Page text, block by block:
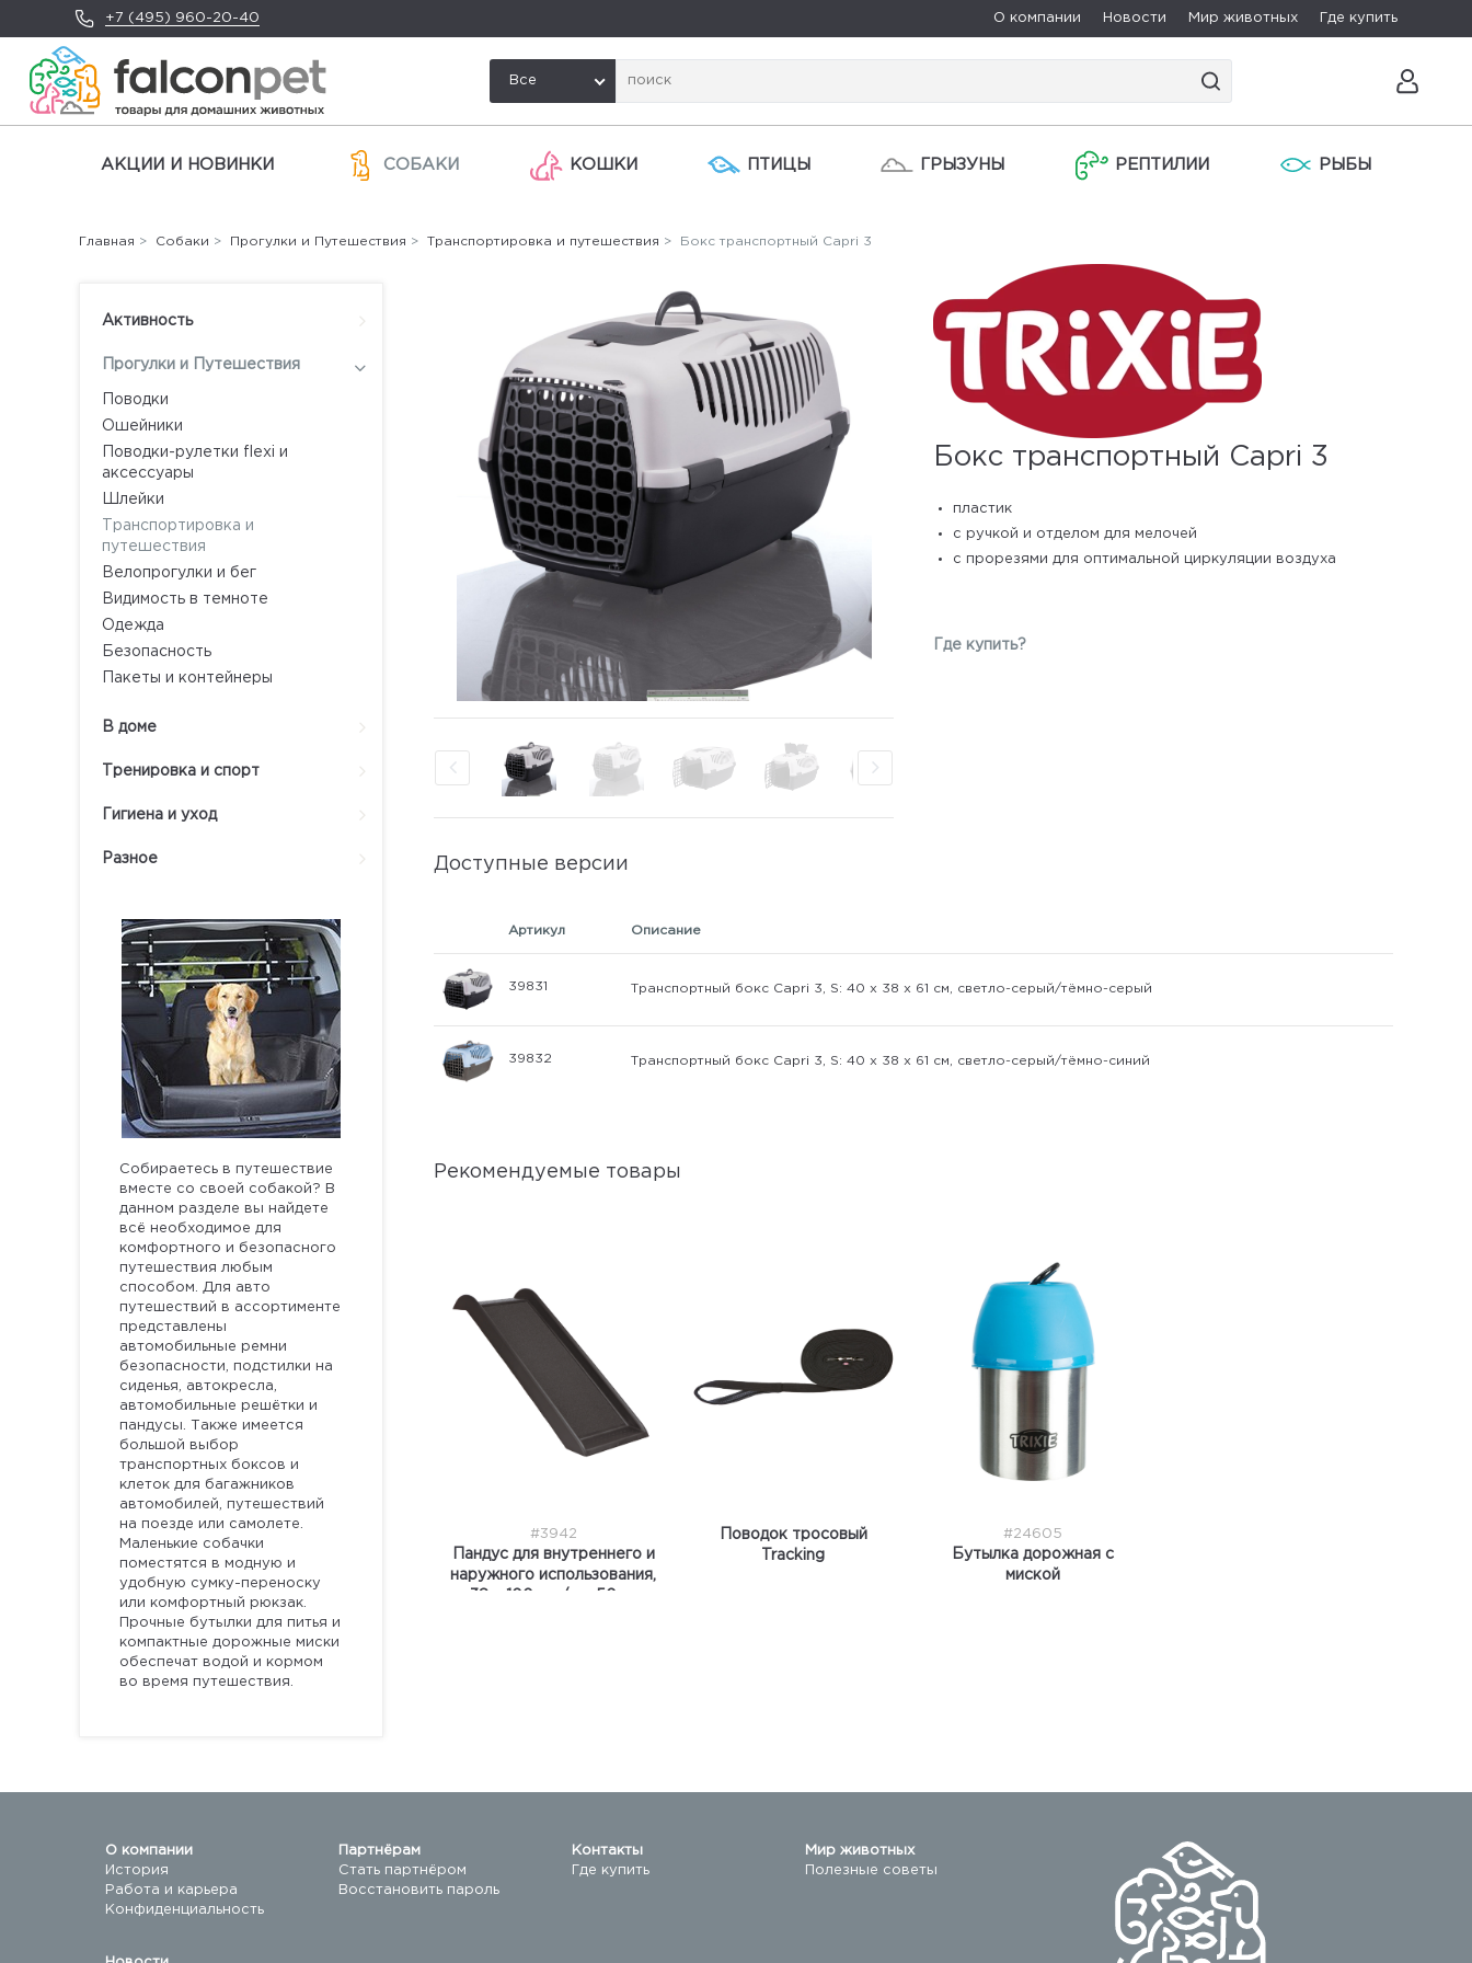
+7 (495) 960-20-40 О компании Новости Мир животных Где купить
Все
АКЦИИ И НОВИНКИ СОБАКИ КОШКИ ПТИЦЫ ГРЫЗУНЫ РЕПТИЛИИ РЫБЫ
Активность
Прогулки и Путешествия
Поводки
Ошейники
Поводки-рулетки flexi и
аксессуары
Шлейки
Транспортировка и
путешествия
Велопрогулки и бег
Видимость в темноте
Одежда
Безопасность
Пакеты и контейнеры
В доме
Тренировка и спорт
Гигиена и уход
Разное
Собираетесь в путешествие
вместе со своей собакой? В
данном разделе вы найдете
всё необходимое для
комфортного и безопасного
путешествия любым
способом. Для авто
путешествий в ассортименте
представлены
автомобильные ремни
безопасности, подстилки на
сиденья, автокресла,
автомобильные решётки и
пандусы. Также имеется
большой выбор
транспортных боксов и
клеток для багажников
автомобилей, путешествий
на поезде или самолете.
Маленькие собачки
поместятся в модную и
удобную сумку-переноску
или комфортный рюкзак.
Прочные бутылки для питья и
компактные дорожные миски
обеспечат водой и кормом
во время путешествия.
Главная > Собаки > Прогулки и Путешествия > Транспортировка и путешествия > Бокс транспортный Capri 3
Бокс транспортный Capri 3
пластик
с ручкой и отделом для мелочей
с прорезями для оптимальной циркуляции воздуха
Где купить?
Доступные версии
Артикул Описание
39831 Транспортный бокс Capri 3, S: 40 x 38 x 61 см, светло-серый/тёмно-серый
39832 Транспортный бокс Capri 3, S: 40 x 38 x 61 см, светло-серый/тёмно-синий
Рекомендуемые товары
#3942
Пандус для внутреннего и
наружного использования,
Поводок тросовый
Tracking
#24605
Бутылка дорожная с
миской
О компании
История
Работа и карьера
Конфиденциальность
Партнёрам
Стать партнёром
Восстановить пароль
Контакты
Где купить
Мир животных
Полезные советы